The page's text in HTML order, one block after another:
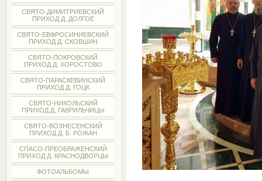
СВЯТО-ДИМИТРИЕВСКИЙ
ПРИХОД Д. ДОЛГОЕ
СВЯТО-ЕВФРОСИНИЕВСКИЙ
ПРИХОД Д. СКОВШИН
СВЯТО-ПОКРОВСКИЙ
ПРИХОД Д. ХОРОСТОВО
СВЯТО-ПАРАСКЕВИНСКИЙ
ПРИХОД Д. ГОЦК
СВЯТО-НИКОЛЬСКИЙ
ПРИХОД Д. ГАВРИЛЬЧИЦЫ
СВЯТО-ВОЗНЕСЕНСКИЙ
ПРИХОД Д. Б. РОЖАН
СПАСО-ПРЕОБРАЖЕНСКИЙ
ПРИХОД Д. КРАСНОДВОРЦЫ
ФОТОАЛЬБОМЫ